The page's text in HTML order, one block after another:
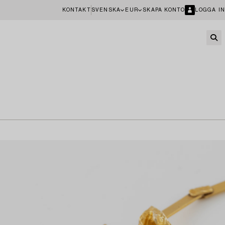
KONTAKT SVENSKA EUR SKAPA KONTO LOGGA IN